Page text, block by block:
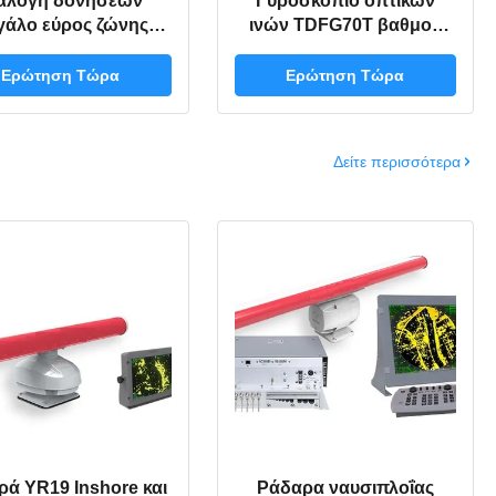
εύρος ζώνης
Βαθμού
οπτικών ινών
Ερώτηση Τώρα
ινών TDFG70T βαθμού
εύρος ≥±400°/s, ακρίβεια
0,5°/h έως 0,2°/h και βάρος
Ερώτηση Τώρα
Δείτε περισσότερα
YR19 Inshore και
Ράδαρα ναυσιπλοΐας